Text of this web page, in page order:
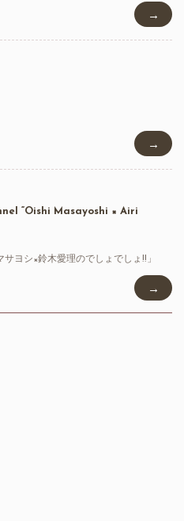
→
→
“Oishi Masayoshi × Airi
ヨシ×鈴木愛理のでしょでしょ!!」
→